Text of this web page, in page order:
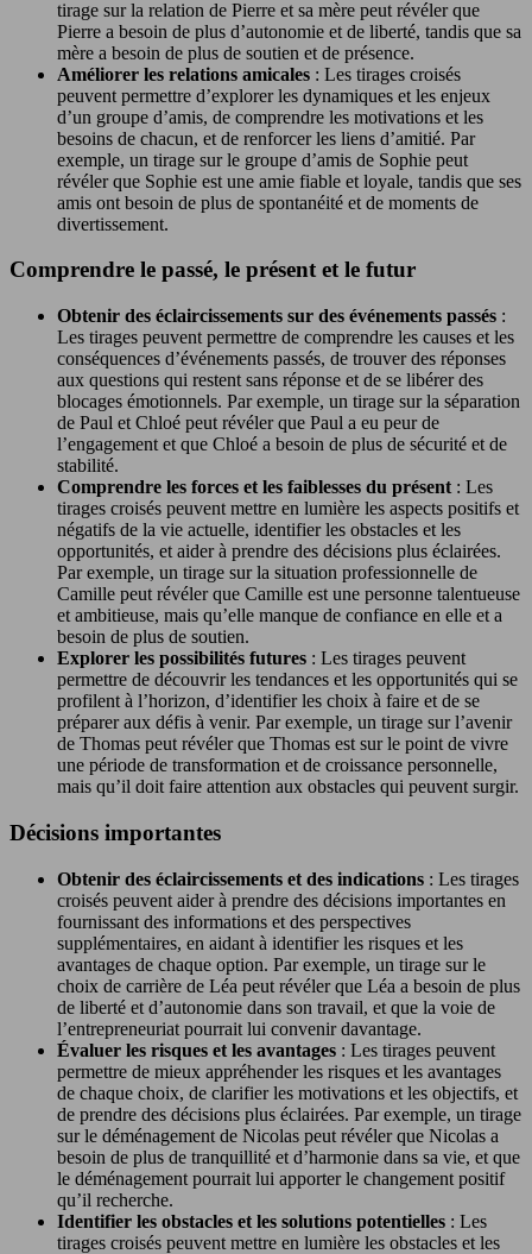
tirage sur la relation de Pierre et sa mère peut révéler que
Pierre a besoin de plus d’autonomie et de liberté, tandis que sa
mère a besoin de plus de soutien et de présence.
Améliorer les relations amicales : Les tirages croisés
peuvent permettre d’explorer les dynamiques et les enjeux
d’un groupe d’amis, de comprendre les motivations et les
besoins de chacun, et de renforcer les liens d’amitié. Par
exemple, un tirage sur le groupe d’amis de Sophie peut
révéler que Sophie est une amie fiable et loyale, tandis que ses
amis ont besoin de plus de spontanéité et de moments de
divertissement.
Comprendre le passé, le présent et le futur
Obtenir des éclaircissements sur des événements passés :
Les tirages peuvent permettre de comprendre les causes et les
conséquences d’événements passés, de trouver des réponses
aux questions qui restent sans réponse et de se libérer des
blocages émotionnels. Par exemple, un tirage sur la séparation
de Paul et Chloé peut révéler que Paul a eu peur de
l’engagement et que Chloé a besoin de plus de sécurité et de
stabilité.
Comprendre les forces et les faiblesses du présent : Les
tirages croisés peuvent mettre en lumière les aspects positifs et
négatifs de la vie actuelle, identifier les obstacles et les
opportunités, et aider à prendre des décisions plus éclairées.
Par exemple, un tirage sur la situation professionnelle de
Camille peut révéler que Camille est une personne talentueuse
et ambitieuse, mais qu’elle manque de confiance en elle et a
besoin de plus de soutien.
Explorer les possibilités futures : Les tirages peuvent
permettre de découvrir les tendances et les opportunités qui se
profilent à l’horizon, d’identifier les choix à faire et de se
préparer aux défis à venir. Par exemple, un tirage sur l’avenir
de Thomas peut révéler que Thomas est sur le point de vivre
une période de transformation et de croissance personnelle,
mais qu’il doit faire attention aux obstacles qui peuvent surgir.
Décisions importantes
Obtenir des éclaircissements et des indications : Les tirages
croisés peuvent aider à prendre des décisions importantes en
fournissant des informations et des perspectives
supplémentaires, en aidant à identifier les risques et les
avantages de chaque option. Par exemple, un tirage sur le
choix de carrière de Léa peut révéler que Léa a besoin de plus
de liberté et d’autonomie dans son travail, et que la voie de
l’entrepreneuriat pourrait lui convenir davantage.
Évaluer les risques et les avantages : Les tirages peuvent
permettre de mieux appréhender les risques et les avantages
de chaque choix, de clarifier les motivations et les objectifs, et
de prendre des décisions plus éclairées. Par exemple, un tirage
sur le déménagement de Nicolas peut révéler que Nicolas a
besoin de plus de tranquillité et d’harmonie dans sa vie, et que
le déménagement pourrait lui apporter le changement positif
qu’il recherche.
Identifier les obstacles et les solutions potentielles : Les
tirages croisés peuvent mettre en lumière les obstacles et les